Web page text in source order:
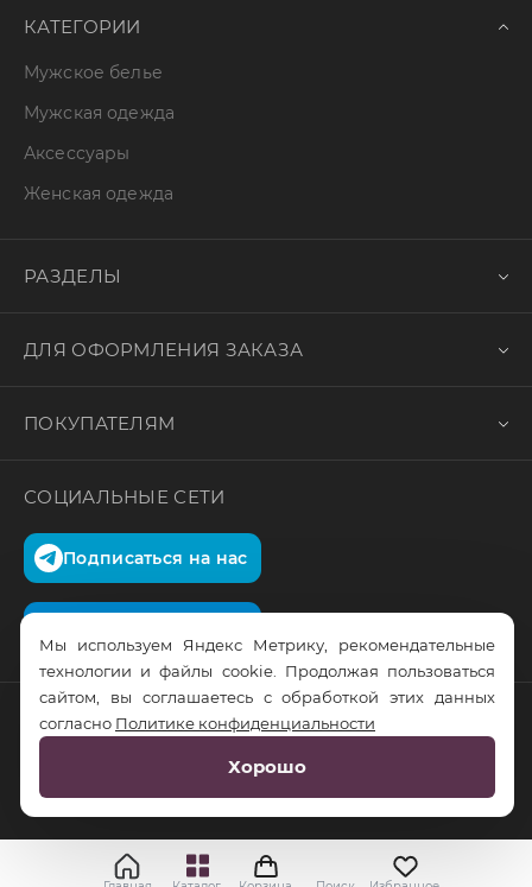
КАТЕГОРИИ
Мужское белье
Мужская одежда
Аксессуары
Женская одежда
РАЗДЕЛЫ
ДЛЯ ОФОРМЛЕНИЯ ЗАКАЗА
ПОКУПАТЕЛЯМ
СОЦИАЛЬНЫЕ СЕТИ
Подписаться на нас
© RusTrus. 2011-2026. Все права защищены
RS Digital
Мы используем Яндекс Метрику, рекомендательные
технологии и файлы cookie. Продолжая пользоваться
сайтом, вы соглашаетесь с обработкой этих данных
согласно Политике конфиденциальности
Хорошо